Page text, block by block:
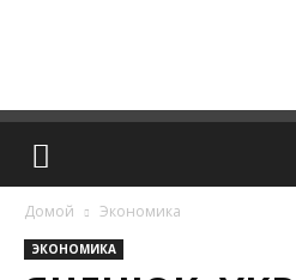
Домой Экономика
ЭКОНОМИКА